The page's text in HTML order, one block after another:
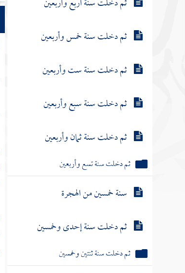
ثم دخلت سنة خمس وأربعين
ثم دخلت سنة ست وأربعين
ثم دخلت سنة سبع وأربعين
ثم دخلت سنة ثمان وأربعين
ثم دخلت سنة تسع وأربعين
سنة خمسين من الهجرة
ثم دخلت سنة إحدى وخمسين
ثم دخلت سنة ثنتين وخمسين